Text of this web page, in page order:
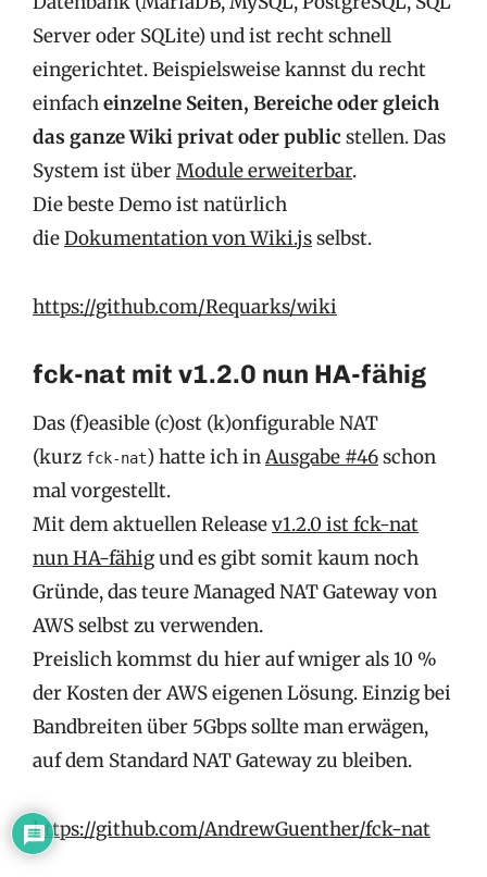
Server oder SQLite) und ist recht schnell
eingerichtet. Beispielsweise kannst du recht
einfacheinzelne Seiten, Bereiche oder gleich
das ganze Wiki privat oder public stellen. Das
System ist überModule erweiterbar.
Die beste Demo ist natürlich
dieDokumentation von Wiki.jsselbst.
https://github.com/Requarks/wiki
fck-nat mit v1.2.0 nun HA-fähig
Das (f)easible (c)ost (k)onfigurable NAT
(kurz fck-nat) hatte ich inAusgabe #46schon
mal vorgestellt.
Mit dem aktuellen Releasev1.2.0 ist fck-nat
nun HA-fähigund es gibt somit kaum noch
Gründe, das teure Managed NAT Gateway von
AWS selbst zu verwenden.
Preislich kommst du hier auf wniger als 10 %
der Kosten der AWS eigenen Lösung. Einzig bei
Bandbreiten über 5Gbps sollte man erwägen,
auf dem Standard NAT Gateway zu bleiben.
https://github.com/AndrewGuenther/fck-nat